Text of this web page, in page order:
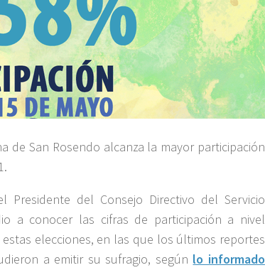
de San Rosendo alcanza la mayor participación
del Consejo Directivo del Servicio
a conocer las cifras de participación a nivel
elecciones, en las que los últimos reportes
a emitir su sufragio, según lo informado